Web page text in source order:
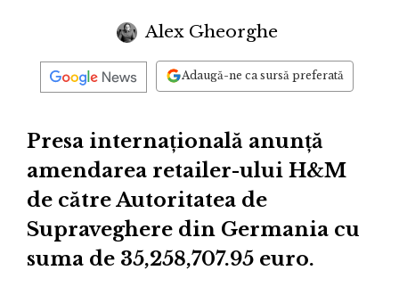
Alex Gheorghe
Adaugă-ne ca sursă preferată
Presa internațională anunță
amendarea retailer-ului H&M
de către Autoritatea de
Supraveghere din Germania cu
suma de 35,258,707.95 euro.